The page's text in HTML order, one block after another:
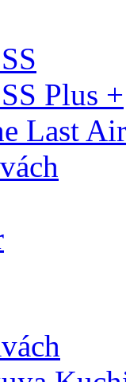
Plus +
Last